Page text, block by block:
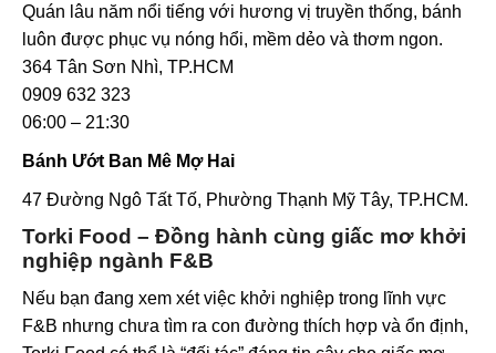
Quán lâu năm nổi tiếng với hương vị truyền thống, bánh
luôn được phục vụ nóng hổi, mềm dẻo và thơm ngon.
364 Tân Sơn Nhì, TP.HCM
0909 632 323
06:00 – 21:30
Bánh Ướt Ban Mê Mợ Hai
47 Đường Ngô Tất Tố, Phường Thạnh Mỹ Tây, TP.HCM.
Torki Food – Đồng hành cùng giấc mơ khởi
nghiệp ngành F&B
Nếu bạn đang xem xét việc khởi nghiệp trong lĩnh vực
F&B nhưng chưa tìm ra con đường thích hợp và ổn định,